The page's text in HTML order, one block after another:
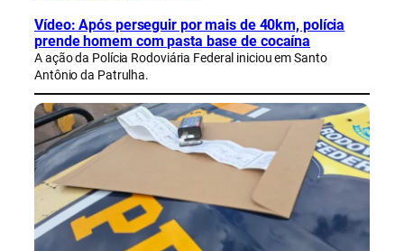
Vídeo: Após perseguir por mais de 40km, polícia
prende homem com pasta base de cocaína
A ação da Polícia Rodoviária Federal iniciou em Santo
Antônio da Patrulha.